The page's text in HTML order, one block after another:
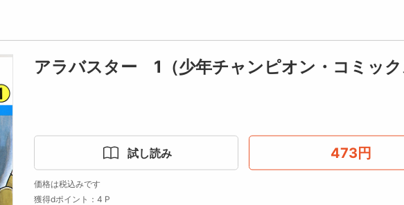
海辺の別荘に突然現れた男は、全身の皮膚が透き通り、血管が無残にむき出しになった怪
スターと名乗る男の正体は、黒人であったがために恋人に裏切られ、人生を壊された元オリ
ラバスターは自らを裏切った女への復讐を果たしたのち、この世のすべての「美しい」もの
デイリーランキング -
手塚プロダクション 少年チャンピオン・コミックス
アラバスター 1（少年チャンピオン・コミック
試し読み 473 円
価格は税込みです
獲得dポイント：4 P